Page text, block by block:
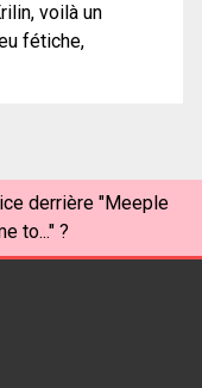
voilà un
fétiche,
derrière "Meeple
to..." ?